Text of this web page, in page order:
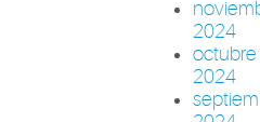
2024
octubre
2024